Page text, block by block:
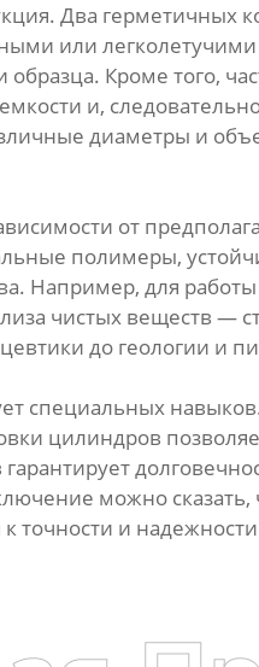
Два герметичных
или
Кроме того,
и,
диаметры и
от
полимеры,
Например, для
чистых веществ —
до геологии и
специальных
цилиндров
можно
и